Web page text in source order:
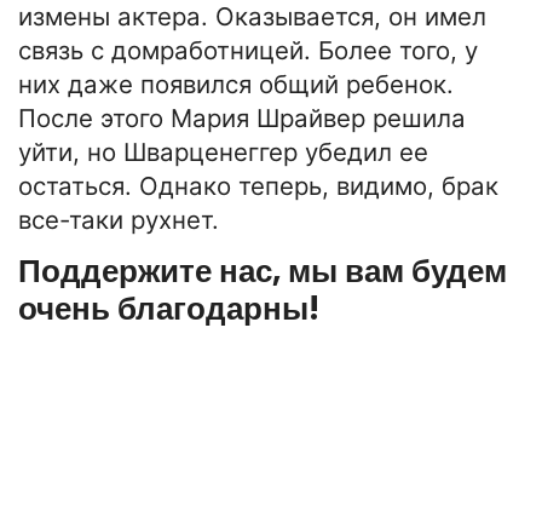
измены актера. Оказывается, он имел
связь с домработницей. Более того, у
них даже появился общий ребенок.
После этого Мария Шрайвер решила
уйти, но Шварценеггер убедил ее
остаться. Однако теперь, видимо, брак
все-таки рухнет.
Поддержите нас, мы вам будем
очень благодарны!